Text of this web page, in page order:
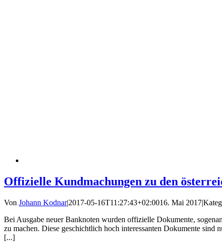
Offizielle Kundmachungen zu den
Von Johann Kodnar|2017-05-16T11:27:43+02:0016. Mai 2017|
Bei Ausgabe neuer Banknoten wurden offizielle Dokumente,
zu machen. Diese geschichtlich hoch interessanten Dokumente
[...]